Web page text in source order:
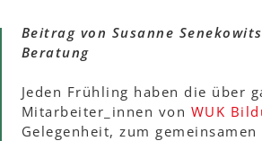
Beitrag von Susanne
Beratung
Jeden Frühling haben die über
Mitarbeiter_innen von WUK
Gelegenheit, zum